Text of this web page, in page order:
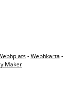
-Webbkarta -
Maker